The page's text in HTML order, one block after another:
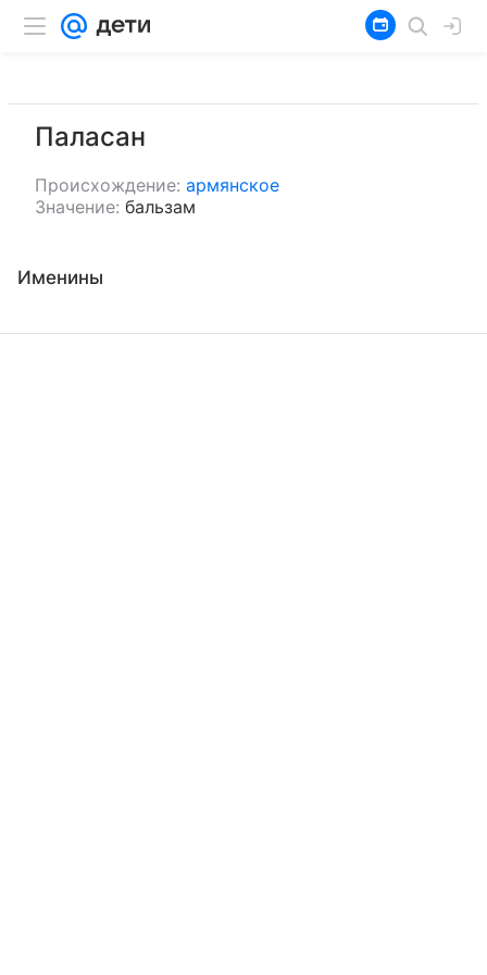
Паласан
Происхождение: армянское
Значение: бальзам
Именины